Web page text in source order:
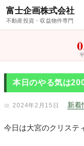
富士企画株式会社
不動産投資・収益物件専門
本日のやる気は
2024年2月15日 新着
今日は大宮のクリステ